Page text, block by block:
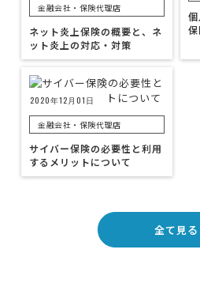
金融会社・保険代理店
ネット炎上保険の概要と、ネ
ット炎上の対応・対策
2020年12月01日
金融会社・保険代理店
サイバー保険の必要性と利用
するメリットについて
全て見る